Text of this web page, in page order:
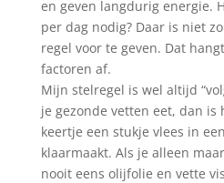
en geven langdurig energie.
per dag nodig? Daar is niet
regel voor te geven. Dat
factoren af.
Mijn stelregel is wel altijd
je gezonde vetten eet, dan is
keertje een stukje vlees in
klaarmaakt. Als je alleen
nooit eens olijfolie en vette